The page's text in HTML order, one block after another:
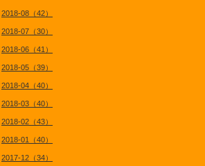
2018-08（42）
2018-07（30）
2018-06（41）
2018-05（39）
2018-04（40）
2018-03（40）
2018-02（43）
2018-01（40）
2017-12（34）